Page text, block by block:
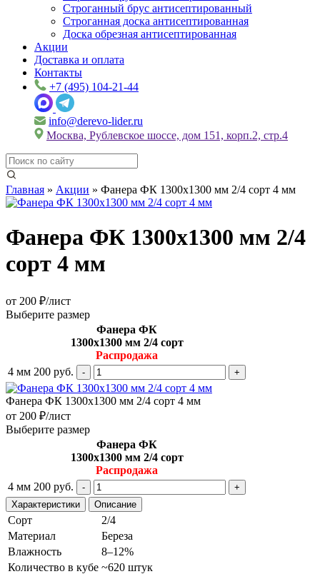
Строганный брус антисептированный
Строганная доска антисептированная
Доска обрезная антисептированная
Акции
Доставка и оплата
Контакты
+7 (495) 104-21-44
info@derevo-lider.ru
Москва, Рублевское шоссе, дом 151, корп.2, стр.4
Главная » Акции » Фанера ФК 1300х1300 мм 2/4 сорт 4 мм
Фанера ФК 1300х1300 мм 2/4
сорт 4 мм
от 200 ₽/лист
Выберите размер
Фанера ФК
1300х1300 мм 2/4 сорт
Распродажа
4 мм 200 руб.
Фанера ФК 1300х1300 мм 2/4 сорт 4 мм
от 200 ₽/лист
Выберите размер
Фанера ФК
1300х1300 мм 2/4 сорт
Распродажа
4 мм 200 руб.
Характеристики Описание
Сорт
2/4
Материал
Береза
Влажность
8–12%
Количество в кубе ~620 штук